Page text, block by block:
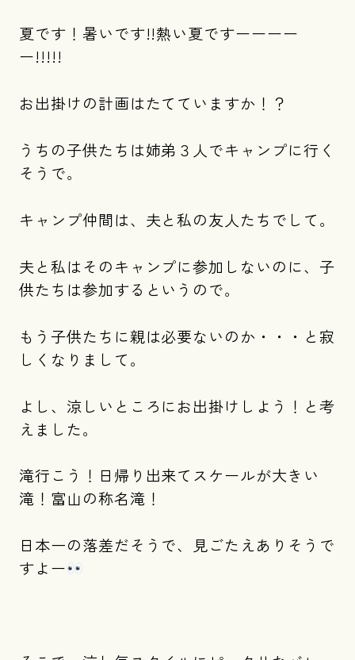
夏です！暑いです!!熱い夏ですーーーー
ー!!!!!
お出掛けの計画はたてていますか！？
うちの子供たちは姉弟３人でキャンプに行く
そうで。
キャンプ仲間は、夫と私の友人たちでして。
夫と私はそのキャンプに参加しないのに、子
供たちは参加するというので。
もう子供たちに親は必要ないのか・・・と寂
しくなりまして。
よし、涼しいところにお出掛けしよう！と考
えました。
滝行こう！日帰り出来てスケールが大きい
滝！富山の称名滝！
日本一の落差だそうで、見ごたえありそうで
すよー